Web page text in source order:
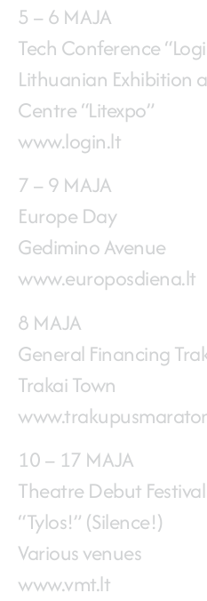
5 – 6 MAJA
Tech Conference
Lithuanian Exhibition
Centre “Litexpo”
www.login.lt
7 – 9 MAJA
Europe Day
Gedimino Avenue
www.europosdiena.lt
8 MAJA
General Financing
Trakai Town
10 – 17 MAJA
Theatre Debut
“Tylos!” (Silence!)
Various venues
www.vmt.lt